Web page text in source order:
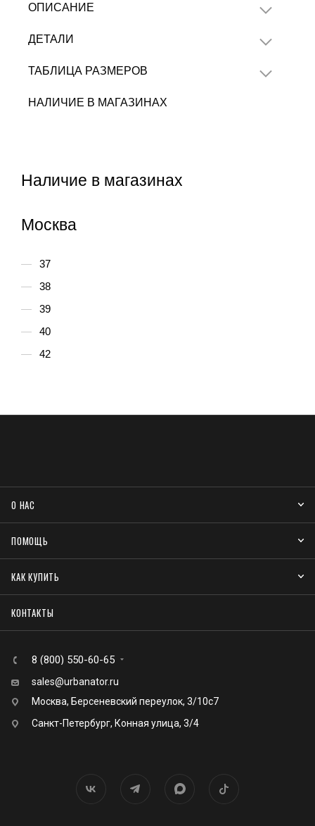
ОПИСАНИЕ
ДЕТАЛИ
ТАБЛИЦА РАЗМЕРОВ
НАЛИЧИЕ В МАГАЗИНАХ
Наличие в магазинах
Москва
37
38
39
40
42
О НАС
ПОМОЩЬ
КАК КУПИТЬ
КОНТАКТЫ
8 (800) 550-60-65
sales@urbanator.ru
Москва, Берсеневский переулок, 3/10с7
Санкт-Петербург, Конная улица, 3/4